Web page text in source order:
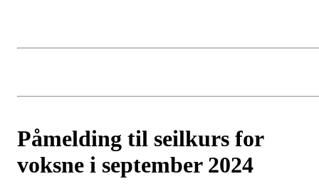
Påmelding til seilkurs for
voksne i september 2024